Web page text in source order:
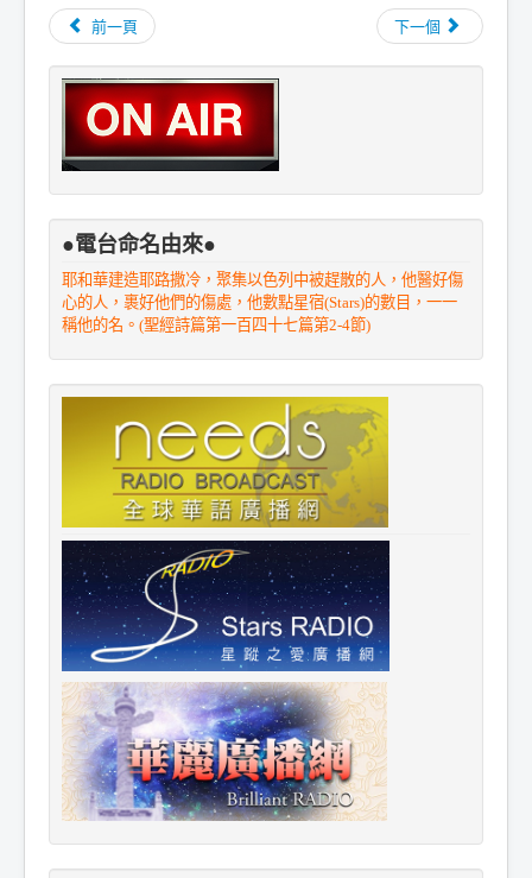
前一頁 下一個
●電台命名由來●
耶和華建造耶路撒冷，聚集以色列中被趕散的人，他醫好傷
心的人，裹好他們的傷處，他數點星宿(Stars)的數目，一一
稱他的名。(聖經詩篇第一百四十七篇第2-4節)